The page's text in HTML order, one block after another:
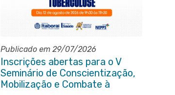
Publicado em 29/07/2026
Inscrições abertas para o V
Seminário de Conscientização,
Mobilização e Combate à